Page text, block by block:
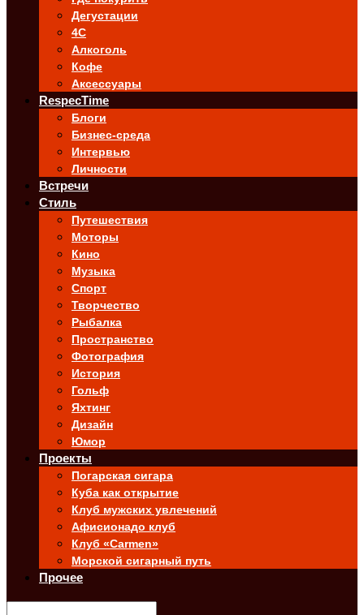
Дегустации
4C
Алкоголь
Кофе
Аксессуары
RespecTime
Блоги
Бизнес-среда
Интервью
Личности
Встречи
Стиль
Путешествия
Моторы
Кино
Музыка
Спорт
Творчество
Рыбалка
Пространство
Фотография
История
Гольф
Яхтинг
Дизайн
Юмор
Проекты
Погарская сигара
Куба как открытие
Клуб мужских увлечений
Афисионадо клуб
Клуб «Carmen»
Морской сигарный путь
Прочее